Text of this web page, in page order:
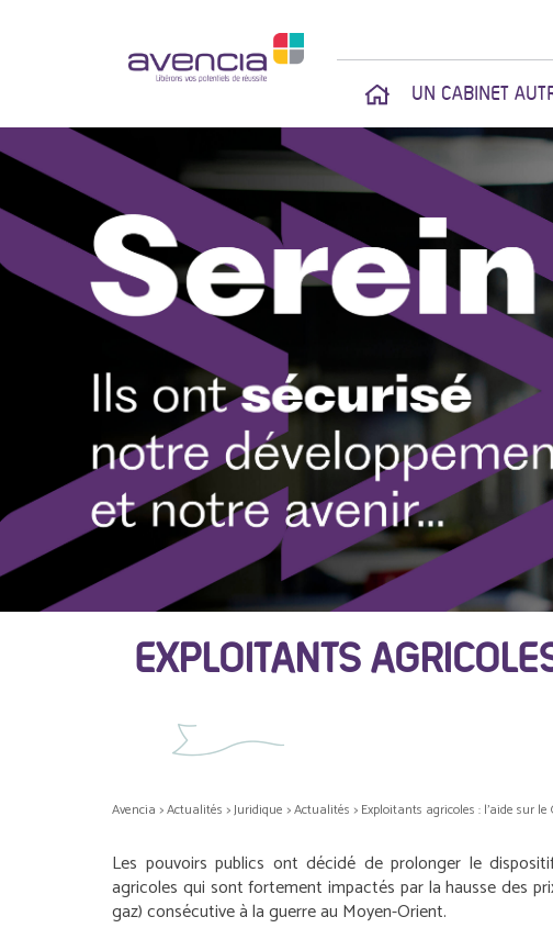
UN CABINET
EXPLOITANTS
Avencia >Actualités >Juridique >Actualités > Exploitants agricoles : l’aide sur
Les pouvoirs publics ont décidé de prolonger le
agricoles qui sont fortement impactés par la hausse des
gaz) consécutive à la guerre au Moyen-Orient.